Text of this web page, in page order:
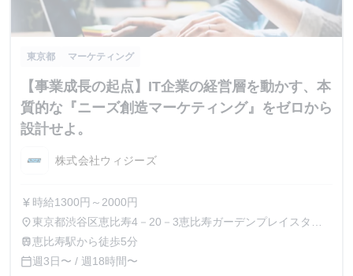
東京都 マーケティング
【事業成長の起点】IT企業の経営層を動かす、本
質的な『ニーズ創造マーケティング』をゼロから
設計せよ。
株式会社ウィジーズ
currency_yen 時給1300円～2000円
place東京都渋谷区恵比寿4－20－3恵比寿ガーデンプレイスタワ
ー15F、21F
train恵比寿駅から徒歩5分
calendar_today週3日〜 / 週18時間〜